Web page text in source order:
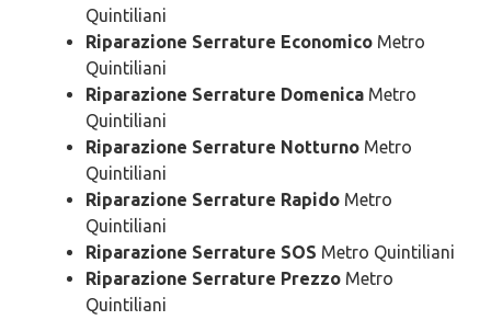
Quintiliani
Riparazione Serrature Economico Metro
Quintiliani
Riparazione Serrature Domenica Metro
Quintiliani
Riparazione Serrature Notturno Metro
Quintiliani
Riparazione Serrature Rapido Metro
Quintiliani
Riparazione Serrature SOS Metro Quintiliani
Riparazione Serrature Prezzo Metro
Quintiliani